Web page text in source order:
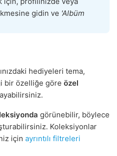
gidin ve 'Albüm
hediyeleri tema,
bir özelliğe göre özel
görünebilir, böylece
Koleksiyonlar
için ayrıntılı filtreleri